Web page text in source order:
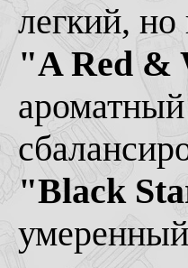
легкий, но
"A Red &
"Black